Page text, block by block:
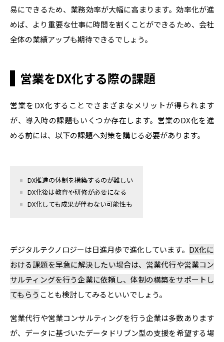
易にできるため、業務効率が大幅に高まります。効率化が進
めば、より重要な仕事に時間を割くことができるため、会社
全体の業績アップも期待できるでしょう。
営業をDX化する際の課題
営業をDX化することでさまざまなメリットが得られます
が、導入時の課題もいくつか存在します。営業のDX化を進
める前には、以下の課題へ対策を講じる必要があります。
DX推進の体制を構築するのが難しい
DX化後は教育や研修が必要になる
DX化しても成果が伴わない可能性も
デジタルテクノロジーは日進月歩で進化しています。 DX化に
おける課題を早急に解決したい場合は、営業代行や営業コン
サルティングを行う企業に依頼し、体制の構築をサポートし
てもらう ことも検討してみるといいでしょう。
営業代行や営業コンサルティングを行う企業は多数あります
が、データに基づいたデータドリブン型の支援を希望する場